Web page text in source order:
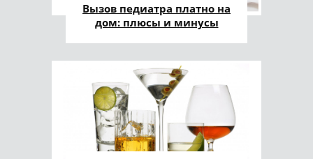
Вызов педиатра платно на
дом: плюсы и минусы